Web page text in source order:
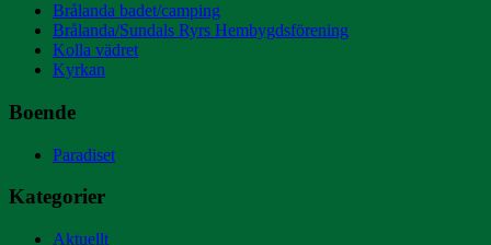
Brålanda badet/camping
Brålanda/Sundals Ryrs Hembygdsförening
Kolla vädret
Kyrkan
Boende
Paradiset
Kategorier
Aktuellt